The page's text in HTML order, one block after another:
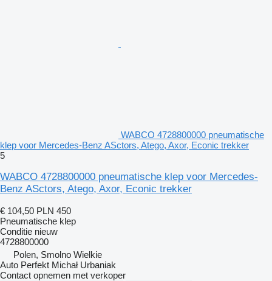
WABCO 4728800000 pneumatische
klep voor Mercedes-Benz ASctors, Atego, Axor, Econic trekker
5
WABCO 4728800000 pneumatische klep voor Mercedes-
Benz ASctors, Atego, Axor, Econic trekker
€ 104,50 PLN 450
Pneumatische klep
Conditie nieuw
4728800000
Polen, Smolno Wielkie
Auto Perfekt Michał Urbaniak
Contact opnemen met verkoper